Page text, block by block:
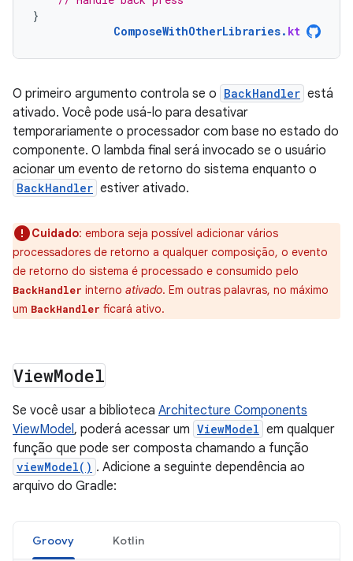
}
ComposeWithOtherLibraries. kt
O primeiro argumento controla se o BackHandler está
ativado. Você pode usá-lo para desativar
temporariamente o processador com base no estado do
componente. O lambda final será invocado se o usuário
acionar um evento de retorno do sistema enquanto o
BackHandler estiver ativado.
Cuidado: embora seja possível adicionar vários
processadores de retorno a qualquer composição, o evento
de retorno do sistema é processado e consumido pelo
BackHandler interno ativado. Em outras palavras, no máximo
um BackHandler ficará ativo.
ViewModel
Se você usar a biblioteca Architecture Components
ViewModel, poderá acessar um ViewModel em qualquer
função que pode ser composta chamando a função
viewModel() . Adicione a seguinte dependência ao
arquivo do Gradle:
Groovy Kotlin